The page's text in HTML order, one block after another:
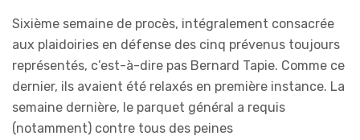
Sixième semaine de procès, intégralement consacrée
aux plaidoiries en défense des cinq prévenus toujours
représentés, c’est-à-dire pas Bernard Tapie. Comme ce
dernier, ils avaient été relaxés en première instance. La
semaine dernière, le parquet général a requis
(notamment) contre tous des peines